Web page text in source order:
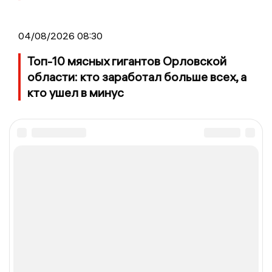
04/08/2026 08:30
Топ-10 мясных гигантов Орловской
области: кто заработал больше всех, а
кто ушел в минус